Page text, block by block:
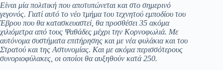
Είναι μία πολιτική που αποτυπώνεται και στο σημερινό
γεγονός. Γιατί αυτό το νέο τμήμα του τεχνητού εμποδίου του
Έβρου που θα κατασκευαστεί, θα προσθέσει 35 ακόμα
χιλιόμετρα από τους Ψαθάδες μέχρι την Κορνοφωλιά. Με
αυτόνομα συστήματα επιτήρησης και με νέα φυλάκια και του
Στρατού και της Αστυνομίας. Και με ακόμα περισσότερους
συνοριοφύλακες, οι οποίοι θα αυξηθούν κατά 250.